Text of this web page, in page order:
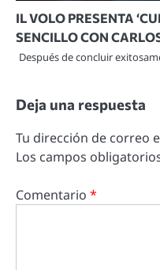
IL VOLO PRESENTA
SENCILLO CON
Después de concluir
Deja una respuesta
Tu dirección de correo
Los campos
Comentario *